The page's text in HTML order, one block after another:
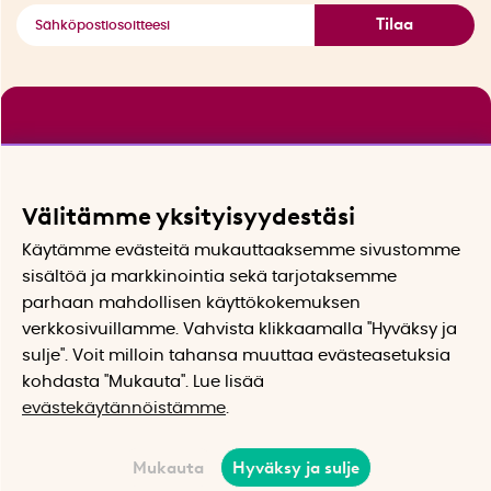
Tilaa
Välitämme yksityisyydestäsi
Käytämme evästeitä mukauttaaksemme sivustomme
sisältöä ja markkinointia sekä tarjotaksemme
parhaan mahdollisen käyttökokemuksen
verkkosivuillamme. Vahvista klikkaamalla "Hyväksy ja
sulje". Voit milloin tahansa muuttaa evästeasetuksia
kohdasta "Mukauta". Lue lisää
evästekäytännöistämme
Mukauta Hyväksy ja sulje